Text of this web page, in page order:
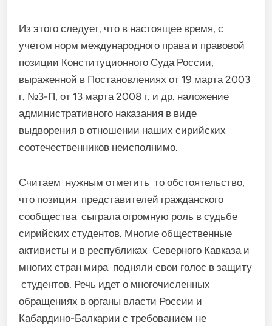
Из этого следует, что в настоящее время, с
учетом норм международного права и правовой
позиции Конституционного Суда России,
выраженной в Постановлениях от 19 марта 2003
г. №3-П, от 13 марта 2008 г. и др. наложение
административного наказания в виде
выдворения в отношении наших сирийских
соотечественников неисполнимо.
Считаем нужным отметить то обстоятельство,
что позиция представителей гражданского
сообщества сыграла огромную роль в судьбе
сирийских студентов. Многие общественные
активисты и в республиках Северного Кавказа и
многих стран мира подняли свои голос в защиту
студентов. Речь идет о многочисленных
обращениях в органы власти России и
Кабардино-Балкарии с требованием не